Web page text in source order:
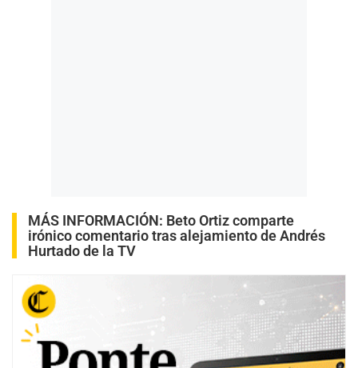
MÁS INFORMACIÓN: Beto Ortiz comparte
irónico comentario tras alejamiento de Andrés
Hurtado de la TV